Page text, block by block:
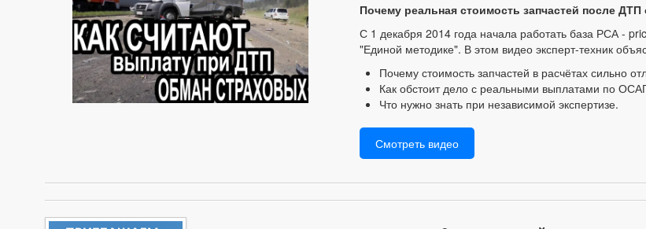
Почему реальная стоимость запчастей после
С 1 декабря 2014 года начала работать база РСА -
"Единой методике". В этом видео эксперт-техник
Почему стоимость запчастей в расчётах сильно
Как обстоит дело с реальными выплатами по
Что нужно знать при независимой экспертизе.
Смотреть видео